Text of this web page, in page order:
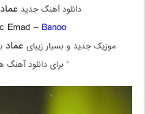
دانلود آهنگ جدیدعماد
Emad –Banoo
موزیک جدید و بسیار زیبای عماد
” برای دانلود